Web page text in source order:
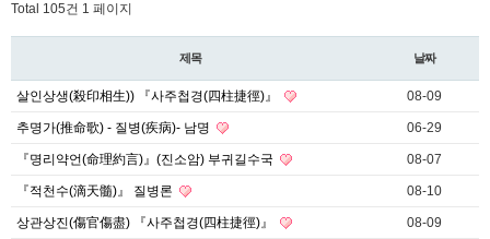
Total 105건 1 페이지
제목 날짜
살인상생(殺印相生)) 『사주첩경(四柱捷徑)』 08-09
추명가(推命歌) - 질병(疾病)- 남명 06-29
『명리약언(命理約言)』(진소암) 부귀길수국 08-07
『적천수(滴天髓)』 질병론 08-10
상관상진(傷官傷盡) 『사주첩경(四柱捷徑)』 08-09